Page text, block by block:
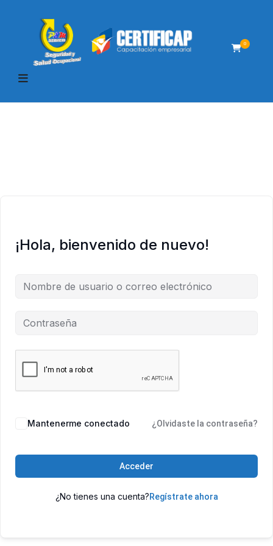
0
¡Hola, bienvenido de nuevo!
Mantenerme conectado ¿Olvidaste la contraseña?
Acceder
¿No tienes una cuenta?Regístrate ahora